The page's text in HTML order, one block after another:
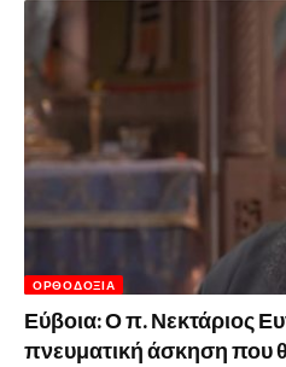
ΟΡΘΟΔΟΞΊΑ
Εύβοια: Ο π. Νεκτάριος
πνευματική άσκηση που